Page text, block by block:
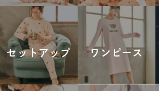
セットアップ ワンピース